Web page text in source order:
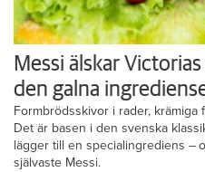
Messi älskar
den galna
Formbrödsskivor i rader,
Det är basen i den svenska
lägger till en specialingrediens –
självaste Messi.